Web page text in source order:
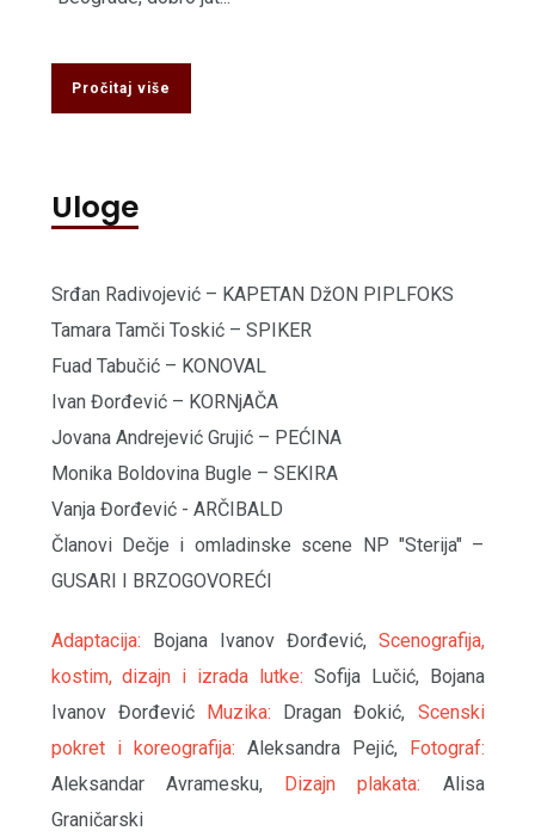
Pročitaj više
Uloge
Srđan Radivojević – KAPETAN DžON PIPLFOKS
Tamara Tamči Toskić – SPIKER
Fuad Tabučić – KONOVAL
Ivan Đorđević – KORNjAČA
Jovana Andrejević Grujić – PEĆINA
Monika Boldovina Bugle – SEKIRA
Vanja Đorđević - ARČIBALD
Članovi Dečje i omladinske scene NP "Sterija" –
GUSARI I BRZOGOVOREĆI
Adaptacija: Bojana Ivanov Đorđević, Scenografija,
kostim, dizajn i izrada lutke: Sofija Lučić, Bojana
Ivanov Đorđević
Muzika: Dragan Đokić, Scenski
pokret i koreografija: Aleksandra Pejić,Fotograf:
Aleksandar Avramesku,
Dizajn plakata: Alisa
Graničarski